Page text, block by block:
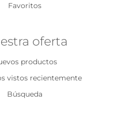
Favoritos
oferta
productos
vistos recientemente
Búsqueda